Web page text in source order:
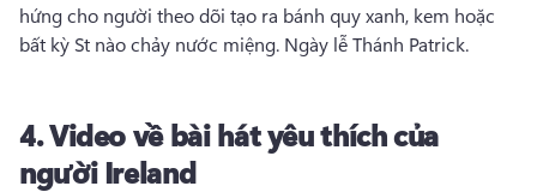
hứng cho người theo dõi tạo ra bánh quy xanh, kem hoặc
bất kỳ St nào chảy nước miệng. Ngày lễ Thánh Patrick.
4.Video về bài hát yêu thích của
người Ireland